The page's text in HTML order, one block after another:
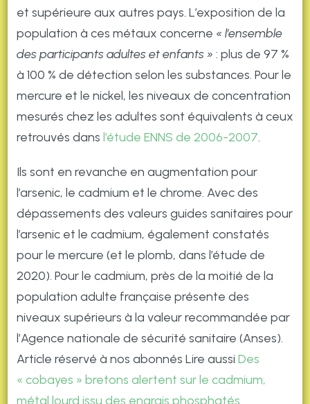
et supérieure aux autres pays. L’exposition de la
population à ces métaux concerne « l’ensemble
des participants adultes et enfants » : plus de 97 %
à 100 % de détection selon les substances. Pour le
mercure et le nickel, les niveaux de concentration
mesurés chez les adultes sont équivalents à ceux
retrouvés dans l’étude ENNS de 2006-2007.
Ils sont en revanche en augmentation pour
l’arsenic, le cadmium et le chrome. Avec des
dépassements des valeurs guides sanitaires pour
l’arsenic et le cadmium, également constatés
pour le mercure (et le plomb, dans l’étude de
2020). Pour le cadmium, près de la moitié de la
population adulte française présente des
niveaux supérieurs à la valeur recommandée par
l’Agence nationale de sécurité sanitaire (Anses).
Article réservé à nos abonnés Lire aussiDes
« cobayes » bretons alertent sur le cadmium,
métal lourd issu des engrais phosphatés